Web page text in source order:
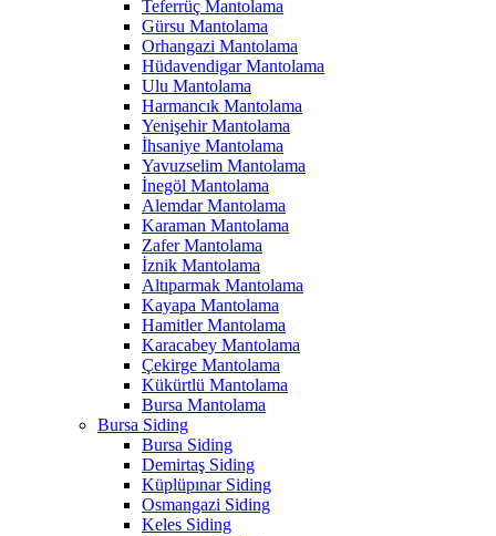
Teferrüç Mantolama
Gürsu Mantolama
Orhangazi Mantolama
Hüdavendigar Mantolama
Ulu Mantolama
Harmancık Mantolama
Yenişehir Mantolama
İhsaniye Mantolama
Yavuzselim Mantolama
İnegöl Mantolama
Alemdar Mantolama
Karaman Mantolama
Zafer Mantolama
İznik Mantolama
Altıparmak Mantolama
Kayapa Mantolama
Hamitler Mantolama
Karacabey Mantolama
Çekirge Mantolama
Kükürtlü Mantolama
Bursa Mantolama
Bursa Siding
Bursa Siding
Demirtaş Siding
Küplüpınar Siding
Osmangazi Siding
Keles Siding